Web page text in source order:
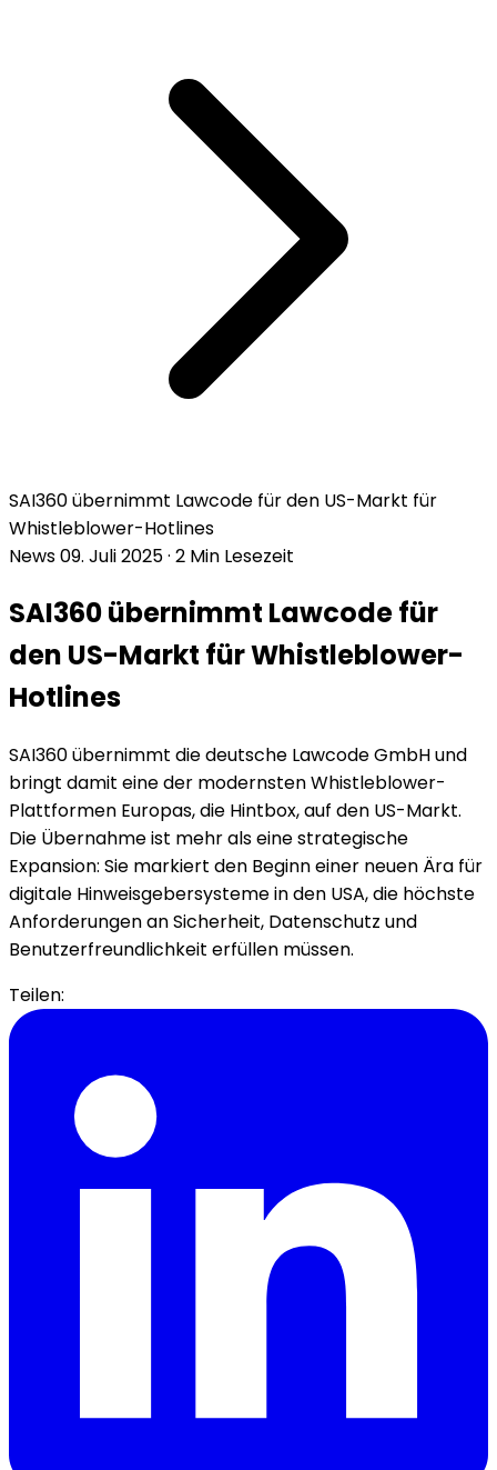
SAI360 übernimmt Lawcode für den US-Markt für
Whistleblower-Hotlines
News09. Juli 2025· 2 Min Lesezeit
SAI360 übernimmt Lawcode für
den US-Markt für Whistleblower-
Hotlines
SAI360 übernimmt die deutsche Lawcode GmbH und
bringt damit eine der modernsten Whistleblower-
Plattformen Europas, die Hintbox, auf den US-Markt.
Die Übernahme ist mehr als eine strategische
Expansion: Sie markiert den Beginn einer neuen Ära für
digitale Hinweisgebersysteme in den USA, die höchste
Anforderungen an Sicherheit, Datenschutz und
Benutzerfreundlichkeit erfüllen müssen.
Teilen: